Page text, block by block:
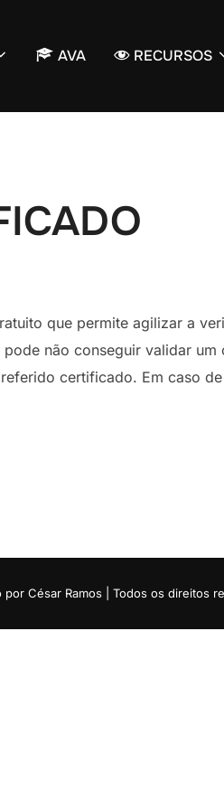
AVA RECURSOS
que permite agilizar a
não conseguir validar
certificado. Em caso